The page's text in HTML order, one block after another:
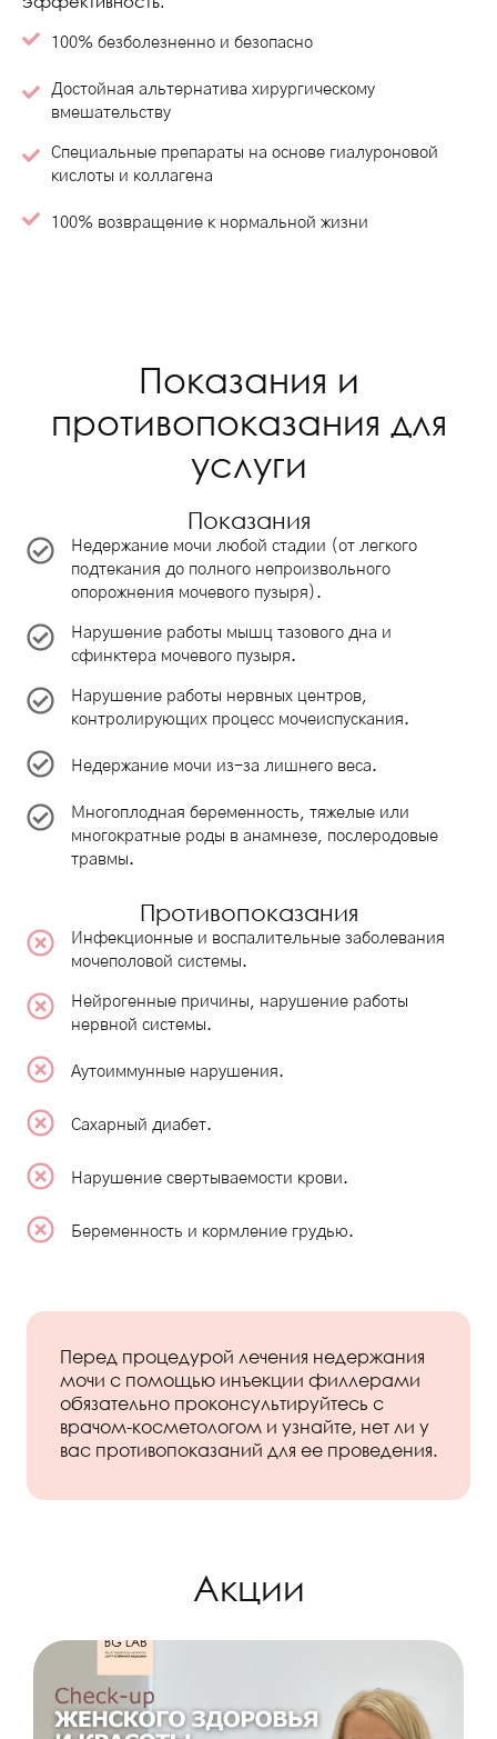
100% безболезненно и безопасно
Достойная альтернатива хирургическому
вмешательству
Специальные препараты на основе гиалуроновой
кислоты и коллагена
100% возвращение к нормальной жизни
Показания и
противопоказания для
услуги
Показания
Недержание мочи любой стадии (от легкого
подтекания до полного непроизвольного
опорожнения мочевого пузыря).
Нарушение работы мышц тазового дна и
сфинктера мочевого пузыря.
Нарушение работы нервных центров,
контролирующих процесс мочеиспускания.
Недержание мочи из-за лишнего веса.
Многоплодная беременность, тяжелые или
многократные роды в анамнезе, послеродовые
травмы.
Противопоказания
Инфекционные и воспалительные заболевания
мочеполовой системы.
Нейрогенные причины, нарушение работы
нервной системы.
Аутоиммунные нарушения.
Сахарный диабет.
Нарушение свертываемости крови.
Беременность и кормление грудью.
Перед процедурой лечения недержания
мочи с помощью инъекции филлерами
обязательно проконсультируйтесь с
врачом-косметологом и узнайте, нет ли у
вас противопоказаний для ее проведения.
Акции